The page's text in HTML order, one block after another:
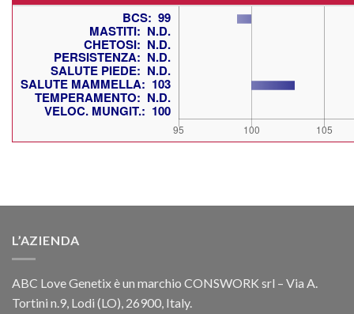
L’AZIENDA
ABC Love Genetix è un marchio CONSWORK srl – Via A.
Tortini n.9, Lodi (LO), 26900, Italy.